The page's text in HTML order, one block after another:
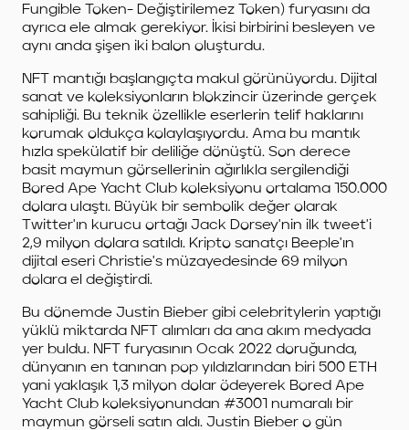
Fungible Token- Değiştirilemez Token) furyasını da
ayrıca ele almak gerekiyor. İkisi birbirini besleyen ve
aynı anda şişen iki balon oluşturdu.
NFT mantığı başlangıçta makul görünüyordu. Dijital
sanat ve koleksiyonların blokzincir üzerinde gerçek
sahipliği. Bu teknik özellikle eserlerin telif haklarını
korumak oldukça kolaylaşıyordu. Ama bu mantık
hızla spekülatif bir deliliğe dönüştü. Son derece
basit maymun görsellerinin ağırlıkla sergilendiği
Bored Ape Yacht Club koleksiyonu ortalama 150.000
dolara ulaştı. Büyük bir sembolik değer olarak
Twitter'ın kurucu ortağı Jack Dorsey'nin ilk tweet'i
2,9 milyon dolara satıldı. Kripto sanatçı Beeple'ın
dijital eseri Christie's müzayedesinde 69 milyon
dolara el değiştirdi.
Bu dönemde Justin Bieber gibi celebritylerin yaptığı
yüklü miktarda NFT alımları da ana akım medyada
yer buldu. NFT furyasının Ocak 2022 doruğunda,
dünyanın en tanınan pop yıldızlarından biri 500 ETH
yani yaklaşık 1,3 milyon dolar ödeyerek Bored Ape
Yacht Club koleksiyonundan #3001 numaralı bir
maymun görseli satın aldı. Justin Bieber o gün